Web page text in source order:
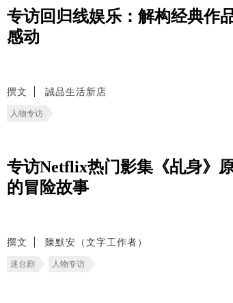
专访回归线娱乐：解构经典
感动
撰文 誠品生活新店
人物专访
专访Netflix热门影集《乩身》
的冒险故事
撰文 陳默安（文字工作者）
迷台剧 人物专访